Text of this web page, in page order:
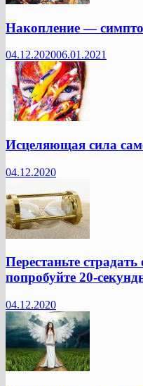
Накопление —
04.12.202006.01.2021
Исцеляющая сила
04.12.2020
Перестаньте
попробуйте 20-
04.12.2020